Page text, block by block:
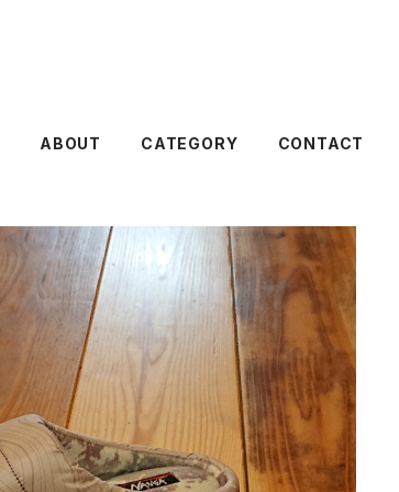
ABOUT CATEGORY CONTACT